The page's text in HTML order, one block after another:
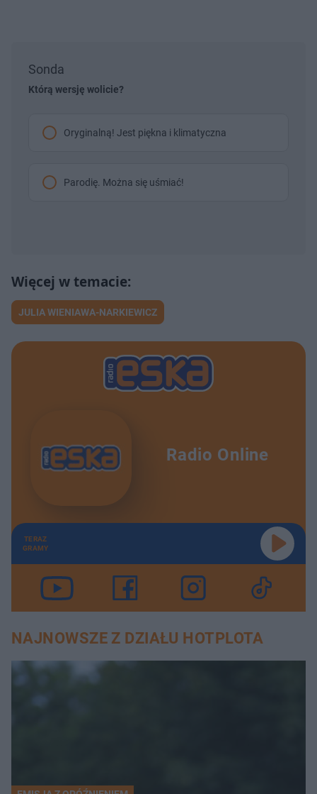
Sonda
Którą wersję wolicie?
Oryginalną! Jest piękna i klimatyczna
Parodię. Można się uśmiać!
JULIA WIENIAWA-NARKIEWICZ
Radio Online
TERAZ
GRAMY
NAJNOWSZE Z DZIAŁU HOTPLOTA